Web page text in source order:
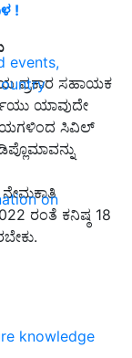
events,
on
knowledge
!
ಪ್ರಕಾರ ಸಹಾಯಕ
ಯಾವುದೇ
ಸಿವಿಲ್
ರಂತೆ ಕನಿಷ್ಠ 18